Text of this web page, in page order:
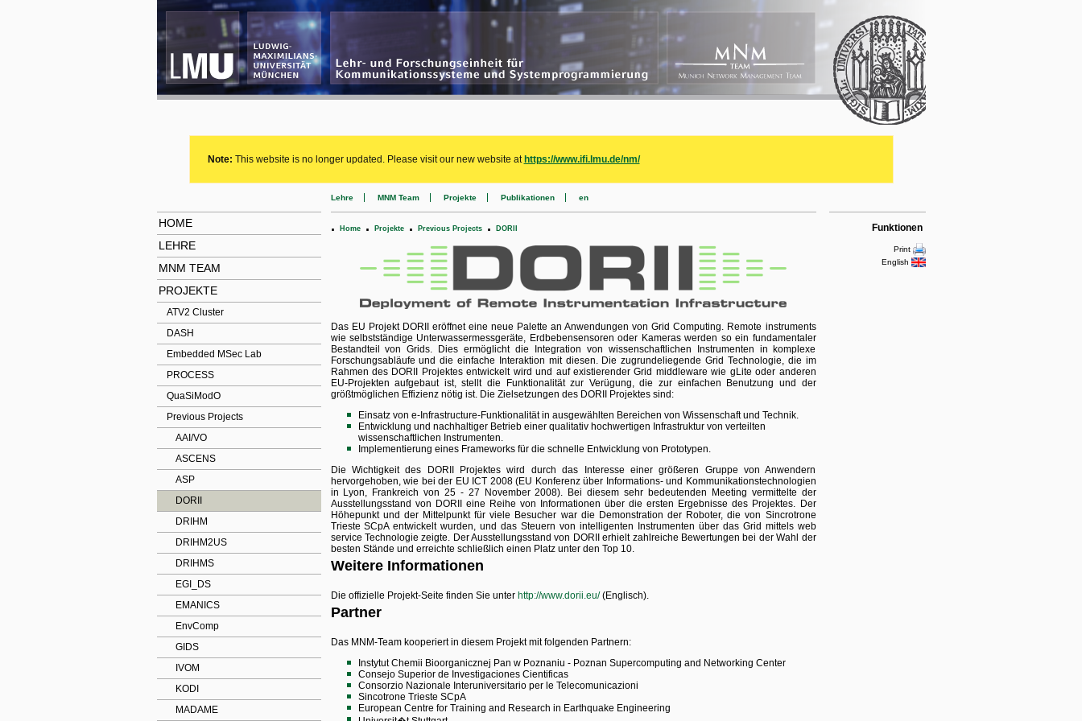
Note: This website is no longer updated. Please visit our new website at https://www.ifi.lmu.de/nm/
HOME
LEHRE
MNM TEAM
PROJEKTE
ATV2 Cluster
DASH
Embedded MSec Lab
PROCESS
QuaSiModO
Previous Projects
AAI/VO
ASCENS
ASP
DORII
DRIHM
DRIHM2US
DRIHMS
EGI_DS
EMANICS
EnvComp
GIDS
IVOM
KODI
MADAME
Funktionen
Print
English
Lehre MNM Team Projekte Publikationen en
. Home . Projekte . Previous Projects . DORII
Das EU Projekt DORII eröffnet eine neue Palette an Anwendungen von Grid Computing. Remote instruments
wie selbstständige Unterwassermessgeräte, Erdbebensensoren oder Kameras werden so ein fundamentaler
Bestandteil von Grids. Dies ermöglicht die Integration von wissenschaftlichen Instrumenten in komplexe
Forschungsabläufe und die einfache Interaktion mit diesen. Die zugrundeliegende Grid Technologie, die im
Rahmen des DORII Projektes entwickelt wird und auf existierender Grid middleware wie gLite oder anderen
EU-Projekten aufgebaut ist, stellt die Funktionalität zur Verügung, die zur einfachen Benutzung und der
größtmöglichen Effizienz nötig ist. Die Zielsetzungen des DORII Projektes sind:
Einsatz von e-Infrastructure-Funktionalität in ausgewählten Bereichen von Wissenschaft und Technik.
Entwicklung und nachhaltiger Betrieb einer qualitativ hochwertigen Infrastruktur von verteilten
wissenschaftlichen Instrumenten.
Implementierung eines Frameworks für die schnelle Entwicklung von Prototypen.
Die Wichtigkeit des DORII Projektes wird durch das Interesse einer größeren Gruppe von Anwendern
hervorgehoben, wie bei der EU ICT 2008 (EU Konferenz über Informations- und Kommunikationstechnologien
in Lyon, Frankreich von 25 - 27 November 2008). Bei diesem sehr bedeutenden Meeting vermittelte der
Ausstellungsstand von DORII eine Reihe von Informationen über die ersten Ergebnisse des Projektes. Der
Höhepunkt und der Mittelpunkt für viele Besucher war die Demonstration der Roboter, die von Sincrotrone
Trieste SCpA entwickelt wurden, und das Steuern von intelligenten Instrumenten über das Grid mittels web
service Technologie zeigte. Der Ausstellungsstand von DORII erhielt zahlreiche Bewertungen bei der Wahl der
besten Stände und erreichte schließlich einen Platz unter den Top 10.
Weitere Informationen
Die offizielle Projekt-Seite finden Sie unter http://www.dorii.eu/(Englisch).
Partner
Das MNM-Team kooperiert in diesem Projekt mit folgenden Partnern:
Instytut Chemii Bioorganicznej Pan w Poznaniu - Poznan Supercomputing and Networking Center
Consejo Superior de Investigaciones Cientificas
Consorzio Nazionale Interuniversitario per le Telecomunicazioni
Sincotrone Trieste SCpA
European Centre for Training and Research in Earthquake Engineering